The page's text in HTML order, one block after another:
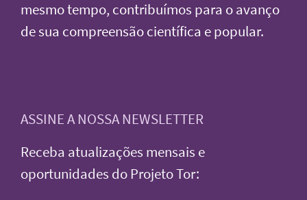
mesmo tempo, contribuímos para o avanço
de sua compreensão científica e popular.
ASSINE A NOSSA NEWSLETTER
Receba atualizações mensais e
oportunidades do Projeto Tor: